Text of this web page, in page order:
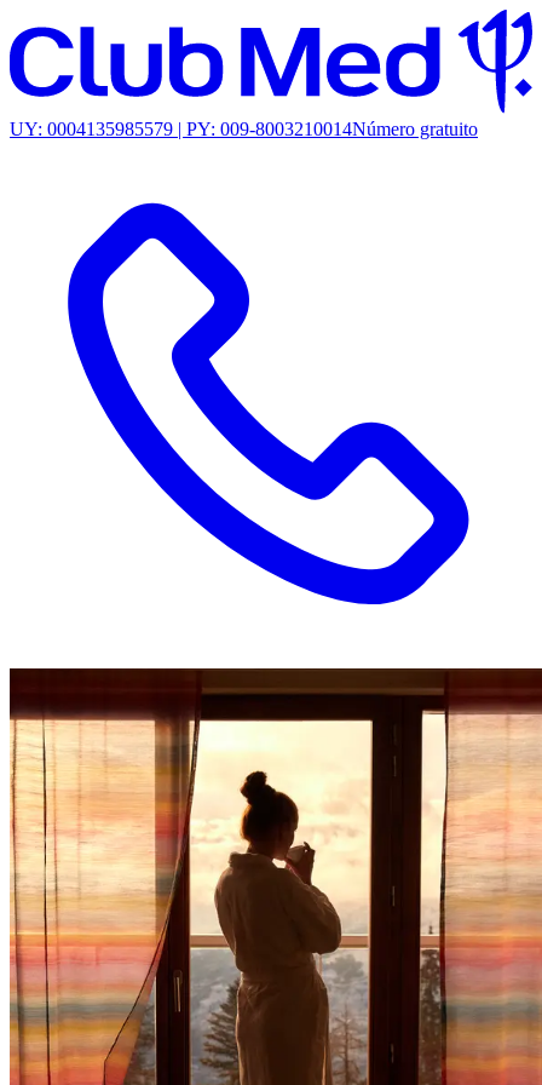
UY: 0004135985579 | PY: 009-8003210014Número gratuito